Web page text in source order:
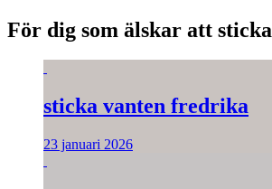
För dig som älskar att sticka
sticka vanten fredrika
23 januari 2026